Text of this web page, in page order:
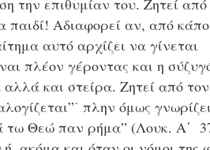
την επιθυμίαν του. Ζητεί από
παιδί! Αδιαφορεί αν, από
αυτό αρχίζει να γίνεται
πλέον γέροντας και η
αλλά και στείρα. Ζητεί από
πλην όμως
τω Θεώ παν ρήμα” (Λουκ. Α΄